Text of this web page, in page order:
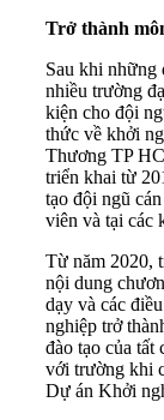
Trở thành
Sau khi những
nhiều trường
kiện cho đội
thức về khởi
Thương TP
triển khai từ
tạo đội ngũ
viên và tại các
Từ năm 2020,
nội dung
dạy và các
nghiệp trở
đào tạo của tất
với trường khi
Dự án Khởi